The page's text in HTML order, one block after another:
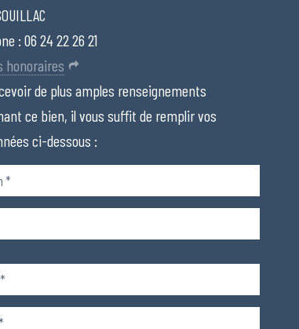
: 06 24 22 26 21
honoraires
de plus amples renseignements
ce bien, il vous suffit de remplir vos
ci-dessous :